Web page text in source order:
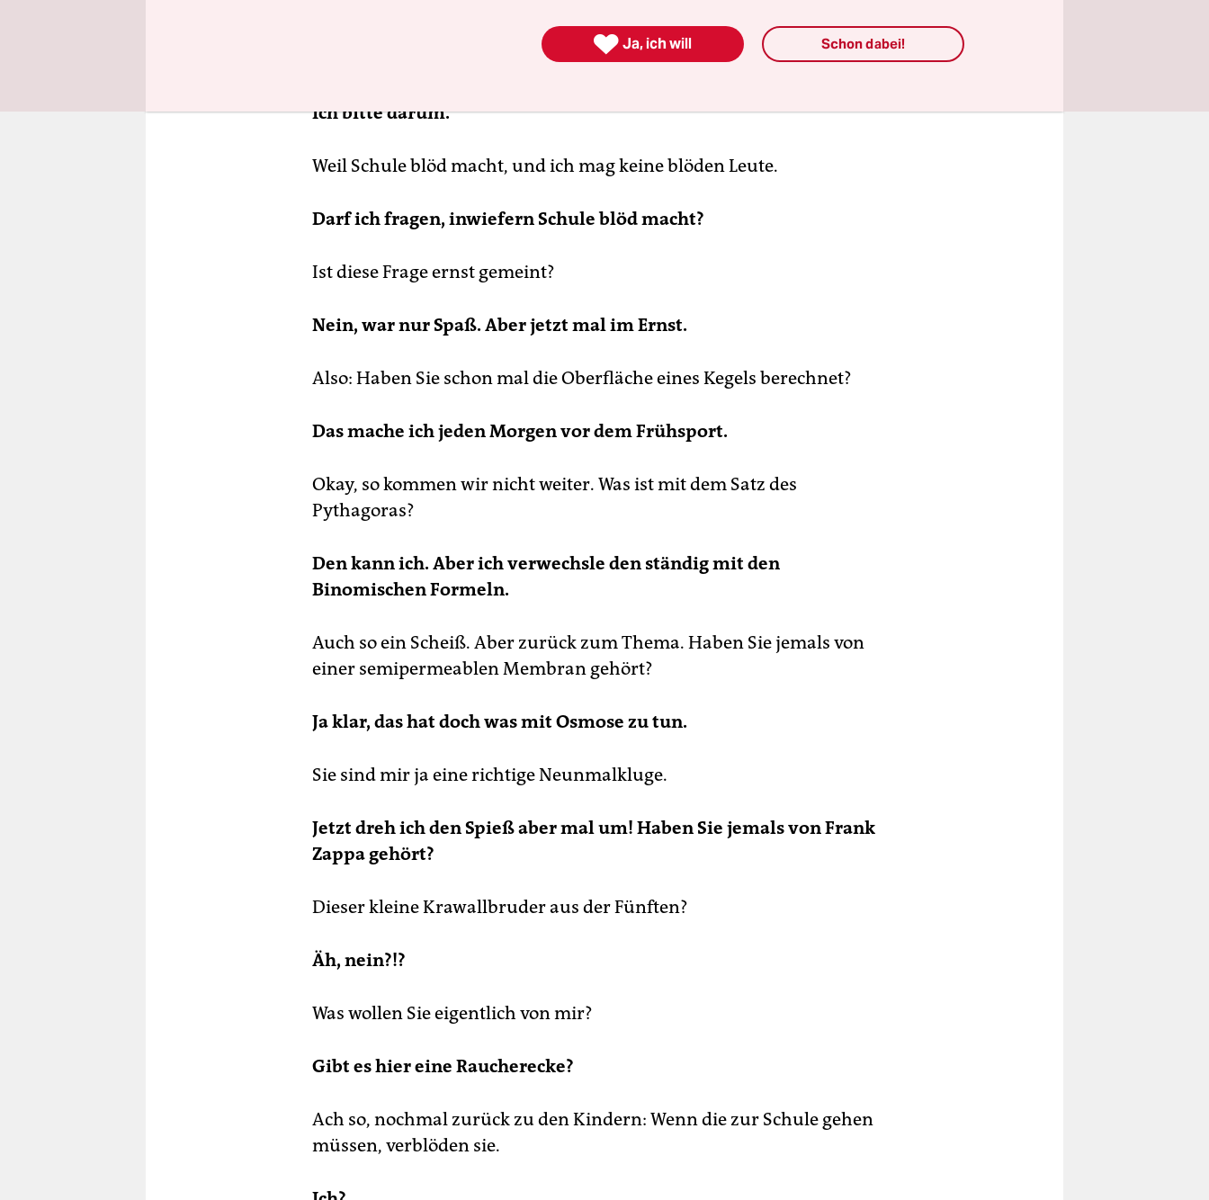
Ich bitte darum.
Weil Schule blöd macht, und ich mag keine blöden Leute.
Darf ich fragen, inwiefern Schule blöd macht?
Ist diese Frage ernst gemeint?
Nein, war nur Spaß. Aber jetzt mal im Ernst.
Also: Haben Sie schon mal die Oberfläche eines Kegels berechnet?
Das mache ich jeden Morgen vor dem Frühsport.
Okay, so kommen wir nicht weiter. Was ist mit dem Satz des
Pythagoras?
Den kann ich. Aber ich verwechsle den ständig mit den
Binomischen Formeln.
Auch so ein Scheiß. Aber zurück zum Thema. Haben Sie jemals von
einer semipermeablen Membran gehört?
Ja klar, das hat doch was mit Osmose zu tun.
Sie sind mir ja eine richtige Neunmalkluge.
Jetzt dreh ich den Spieß aber mal um! Haben Sie jemals von Frank
Zappa gehört?
Dieser kleine Krawallbruder aus der Fünften?
Äh, nein?!?
Was wollen Sie eigentlich von mir?
Gibt es hier eine Raucherecke?
Ach so, nochmal zurück zu den Kindern: Wenn die zur Schule gehen
müssen, verblöden sie.
 Ja, ich will Schon dabei!